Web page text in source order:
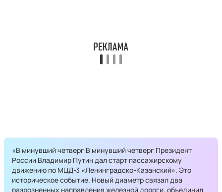
«В минувший четверг В минувший четверг Президент
России Владимир Путин дал старт пассажирскому
движению по МЦД-3 «Ленинградско-Казанский». Это
историческое событие. Новый диаметр связал два
разрозненных направления железной дороги, объединил